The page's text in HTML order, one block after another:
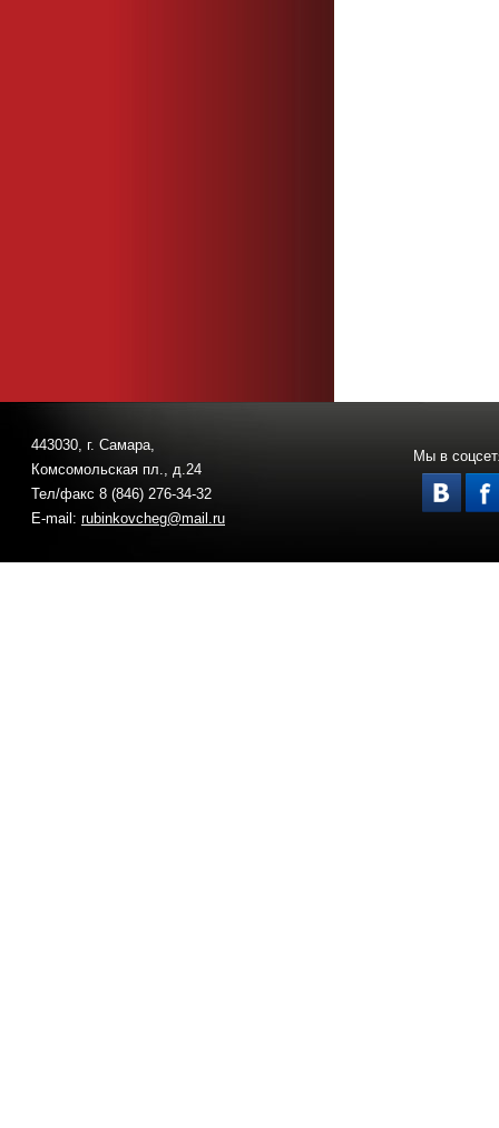
443030, г. Самара,
Комсомольская пл., д.24
Тел/факс 8 (846) 276-34-32
E-mail: rubinkovcheg@mail.ru
Мы в